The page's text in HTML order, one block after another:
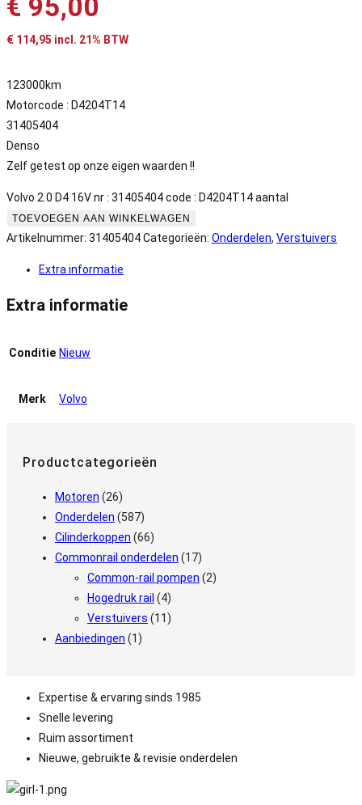
€ 114,95 incl. 21% BTW
123000km
Motorcode : D4204T14
31405404
Denso
Zelf getest op onze eigen waarden !!
Volvo 2.0 D4 16V nr : 31405404 code : D4204T14 aantal
TOEVOEGEN AAN WINKELWAGEN
Artikelnummer: 31405404Categorieën: Onderdelen, Verstuivers
Extra informatie
Extra informatie
Conditie Nieuw
Merk Volvo
Productcategorieën
Motoren (26)
Onderdelen (587)
Cilinderkoppen (66)
Commonrail onderdelen (17)
Common-rail pompen (2)
Hogedruk rail (4)
Verstuivers (11)
Aanbiedingen (1)
Expertise & ervaring sinds 1985
Snelle levering
Ruim assortiment
Nieuwe, gebruikte & revisie onderdelen